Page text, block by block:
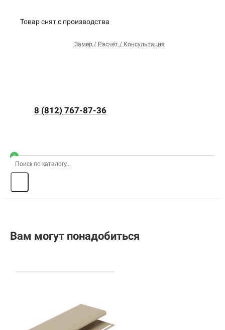
Товар снят с производства
Замер / Расчёт / Консультация
8 (812) 767-87-36
0
Вам могут понадобиться